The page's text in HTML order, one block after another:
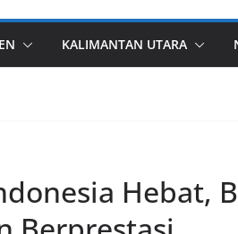
RI–Malaysia Pulau Sebatik
KALIMANTAN UTARA
Hebat,